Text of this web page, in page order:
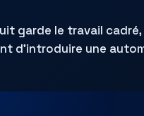
garde le travail
d'introduire une